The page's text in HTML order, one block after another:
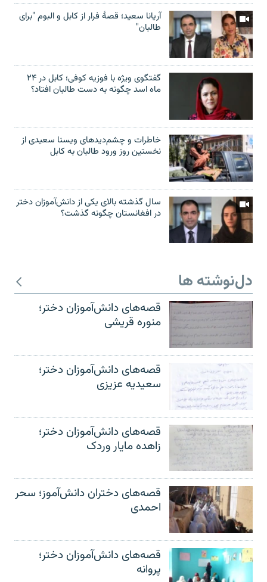
آریانا سعید؛ قصۀ فرار از کابل و البوم "برای
طالبان"
گفتگوی ویژه با فوزیه کوفی؛ کابل در ۲۴
ماه اسد چگونه به دست طالبان افتاد؟
خاطرات و چشم‌دید‌های ویسنا سعیدی از
نخستین روز ورود طالبان به کابل
سال گذشته بالای یکی از دانش‌آموزان دختر
در افغانستان چگونه گذشت؟
دل‌نوشته ها
قصه‌های دانش‌آموزان دختر؛
منوره قریشی
قصه‌های دانش‌آموزان دختر؛
سعیدیه عزیزی
قصه‌های دانش‌آموزان دختر؛
زاهده مایار وردک
قصه‌های دختران دانش‌آموز؛ سحر
احمدی
قصه‌های دانش‌آموزان دختر؛
پروانه